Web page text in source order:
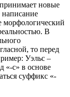
новые
написание
В
то перед
Уэльс –
«-с» в основе
суффикс «-